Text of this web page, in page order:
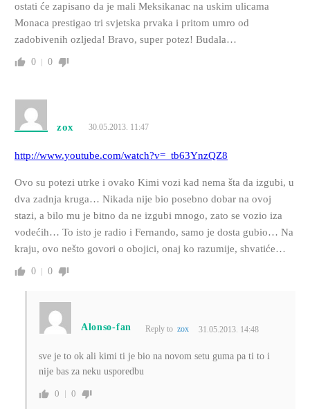
ostati će zapisano da je mali Meksikanac na uskim ulicama
Monaca prestigao tri svjetska prvaka i pritom umro od
zadobivenih ozljeda! Bravo, super potez! Budala…
0 0
zox 30.05.2013. 11:47
http://www.youtube.com/watch?v=_tb63YnzQZ8
Ovo su potezi utrke i ovako Kimi vozi kad nema šta da izgubi, u
dva zadnja kruga… Nikada nije bio posebno dobar na ovoj
stazi, a bilo mu je bitno da ne izgubi mnogo, zato se vozio iza
vodećih… To isto je radio i Fernando, samo je dosta gubio… Na
kraju, ovo nešto govori o obojici, onaj ko razumije, shvatiće…
0 0
Alonso-fan Reply to zox 31.05.2013. 14:48
sve je to ok ali kimi ti je bio na novom setu guma pa ti to i
nije bas za neku usporedbu
0 0